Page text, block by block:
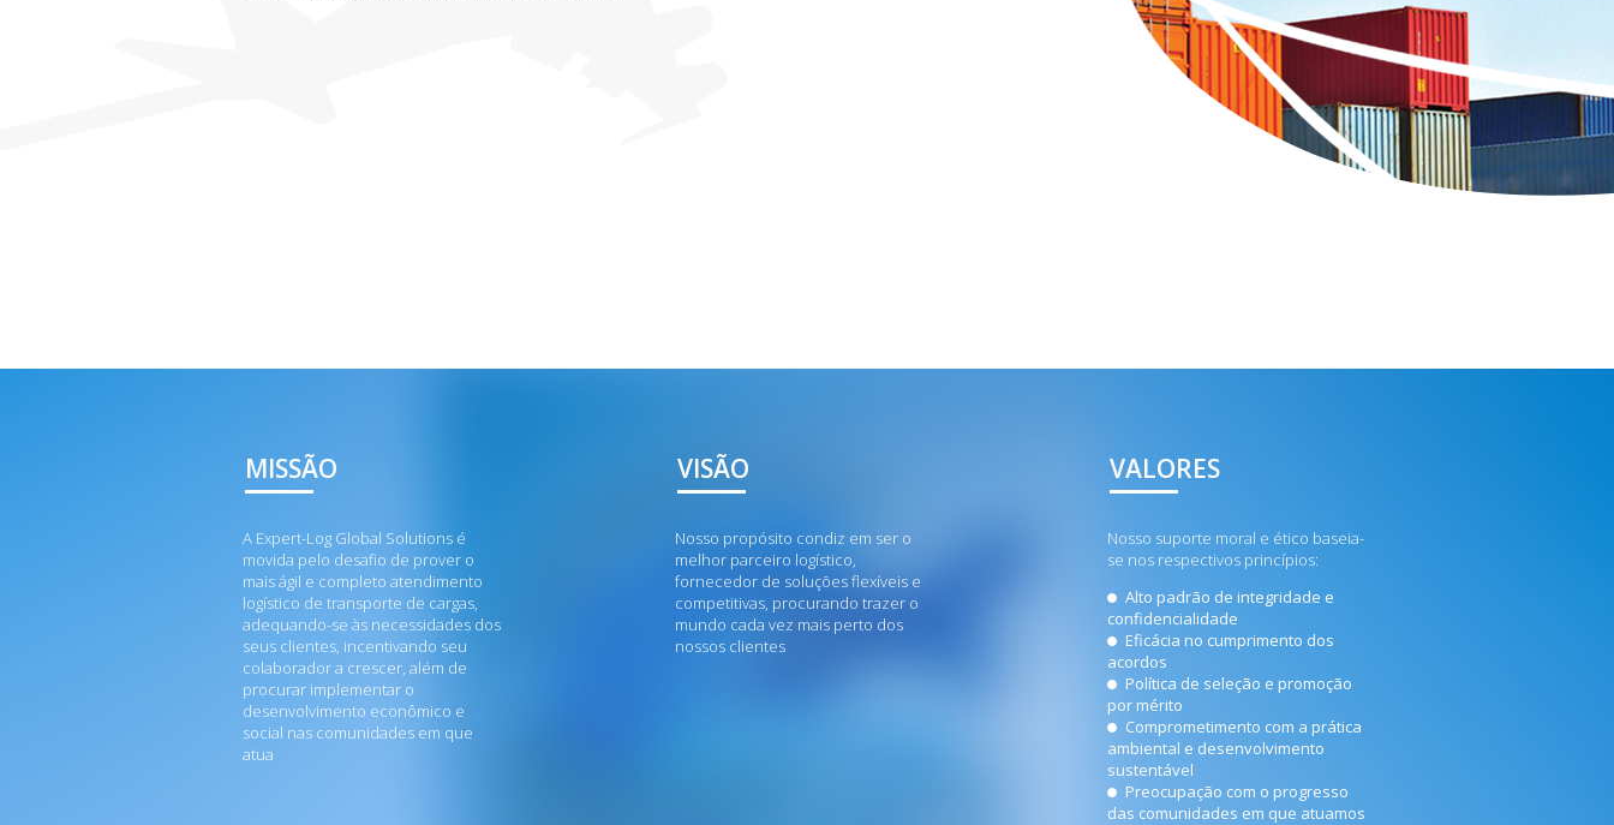
MISSÃO
A Expert-Log Global Solutions é
movida pelo desafio de prover o
mais ágil e completo atendimento
logístico de transporte de cargas,
adequando-se às necessidades dos
seus clientes, incentivando seu
colaborador a crescer, além de
procurar implementar o
desenvolvimento econômico e
social nas comunidades em que
atua
VISÃO
Nosso propósito condiz em ser o
melhor parceiro logístico,
fornecedor de soluções flexíveis e
competitivas, procurando trazer o
mundo cada vez mais perto dos
nossos clientes
VALORES
Nosso suporte moral e ético baseia-
se nos respectivos princípios:
Alto padrão de integridade e
confidencialidade
Eficácia no cumprimento dos
acordos
Política de seleção e promoção
por mérito
Comprometimento com a prática
ambiental e desenvolvimento
sustentável
Preocupação com o progresso
das comunidades em que atuamos